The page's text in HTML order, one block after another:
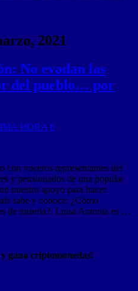
2021
No evadan las
del pueblo… por
HORA 0
con voceros representantes del
y pensionados de una popular
nuestro apoyo para hacer
sabe y conoce: ¿Cómo
de miseria?. Luisa Antonia es …
gana criptomonedas!